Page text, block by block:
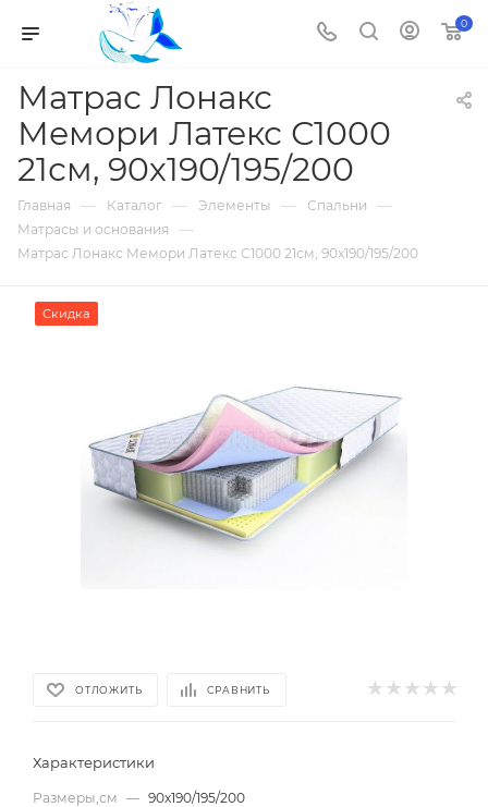
0
Матрас Лонакс
Мемори Латекс С1000
21см, 90х190/195/200
Главная — Каталог — Элементы — Спальни —
Матрасы и основания —
Матрас Лонакс Мемори Латекс С1000 21см, 90х190/195/200
Скидка
ОТЛОЖИТЬ СРАВНИТЬ
Характеристики
Размеры,см — 90х190/195/200